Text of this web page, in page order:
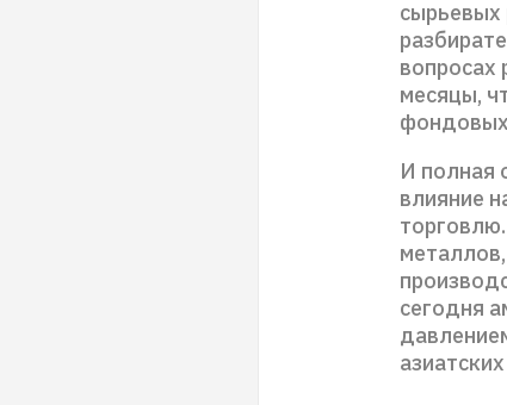
сырьевых
вопросах
месяцы,
И полная
влияние
сегодня